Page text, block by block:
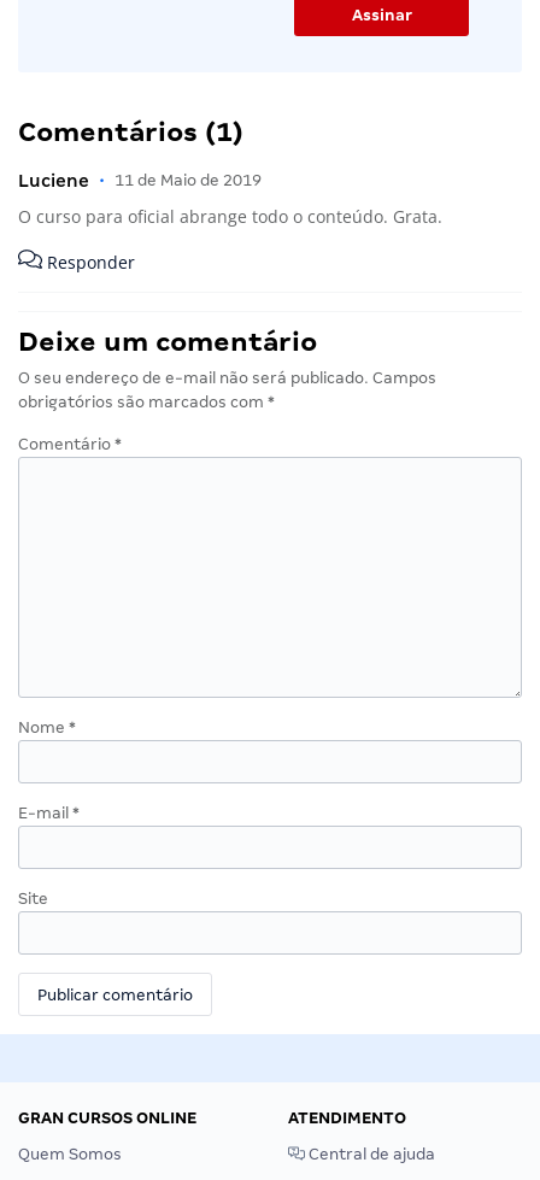
Comentários (1)
Luciene • 11 de Maio de 2019
O curso para oficial abrange todo o conteúdo. Grata.
Responder
Deixe um comentário
O seu endereço de e-mail não será publicado. Campos
obrigatórios são marcados com *
Comentário *
Nome *
E-mail *
Site
GRAN CURSOS ONLINE
Quem Somos
ATENDIMENTO
Central de ajuda